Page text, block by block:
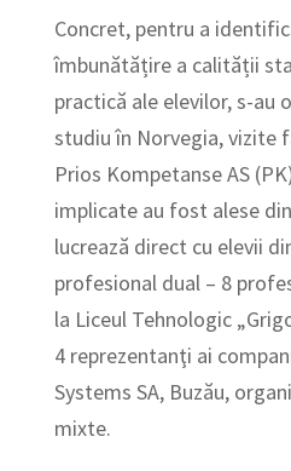
Concret, pentru a
îmbunătățire a calității
practică ale elevilor, s-au
studiu în Norvegia, vizite
Prios Kompetanse AS
implicate au fost alese
lucrează direct cu elevii
profesional dual – 8
la Liceul Tehnologic
4 reprezentanţi ai
Systems SA, Buzău,
mixte.